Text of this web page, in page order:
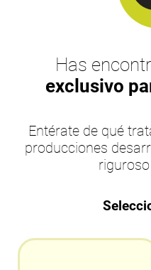
Has
exclusivo
Entérate de qué
producciones